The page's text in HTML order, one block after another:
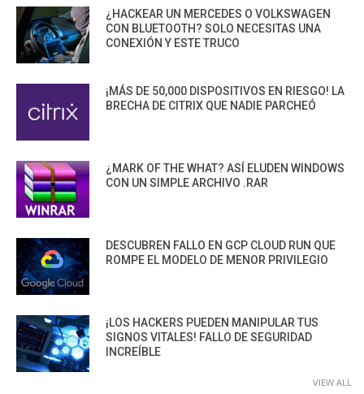
¿HACKEAR UN MERCEDES O VOLKSWAGEN
CON BLUETOOTH? SOLO NECESITAS UNA
CONEXIÓN Y ESTE TRUCO
¡MÁS DE 50,000 DISPOSITIVOS EN RIESGO! LA
BRECHA DE CITRIX QUE NADIE PARCHEÓ
¿MARK OF THE WHAT? ASÍ ELUDEN WINDOWS
CON UN SIMPLE ARCHIVO .RAR
DESCUBREN FALLO EN GCP CLOUD RUN QUE
ROMPE EL MODELO DE MENOR PRIVILEGIO
¡LOS HACKERS PUEDEN MANIPULAR TUS
SIGNOS VITALES! FALLO DE SEGURIDAD
INCREÍBLE
VIEW ALL